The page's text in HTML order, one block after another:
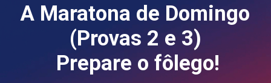
A Maratona de Domingo
(Provas 2 e 3)
Prepare o fôlego!